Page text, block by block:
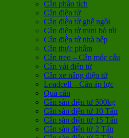
Cân phân tích
Cân điện tử
Cân điện tử ghế ngồi
Cân điện tử mini bỏ túi
Cân điện tử nhà bếp
Cân thực phẩm
Cân treo – Cân móc cẩu
Cân vải điện tử
Cân xe nâng điện tử
Loadcell – Cân áp lực
Quả cân
Cân sàn điện tử 500kg
Cân sàn điện tử 10 Tấn
Cân sàn điện tử 15 Tấn
Cân sàn điện tử 2 Tấn